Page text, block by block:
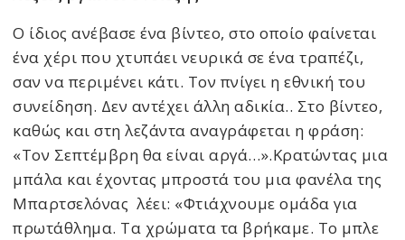
Ο ίδιος ανέβασε ένα βίντεο, στο οποίο φαίνεται
ένα χέρι που χτυπάει νευρικά σε ένα τραπέζι,
σαν να περιμένει κάτι. Τον πνίγει η εθνική του
συνείδηση. Δεν αντέχει άλλη αδικία.. Στο βίντεο,
καθώς και στη λεζάντα αναγράφεται η φράση:
«Τον Σεπτέμβρη θα είναι αργά…».Κρατώντας μια
μπάλα και έχοντας μπροστά του μια φανέλα της
Μπαρτσελόνας λέει: «Φτιάχνουμε ομάδα για
πρωτάθλημα. Τα χρώματα τα βρήκαμε. Το μπλε